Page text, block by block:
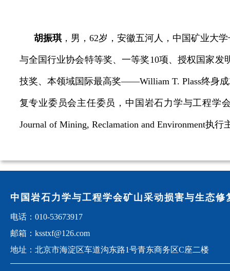
胡振琪，男，62岁，安徽五河人，中国矿业大
与全国行业协会特等奖、一等奖10项、授权国家
技奖、本领域国际最高奖——William T. Plass终身
复专业委员会主任委员，中国岩石力学与工程学
Journal of Mining, Reclamation and Environment执行
中国岩石力学与工程学会矿山采动损害与生态修
电话：010-53673917
邮箱：ksstxf@126.com
地址：北京市海淀区车道沟东路1号青东商务区C座二楼